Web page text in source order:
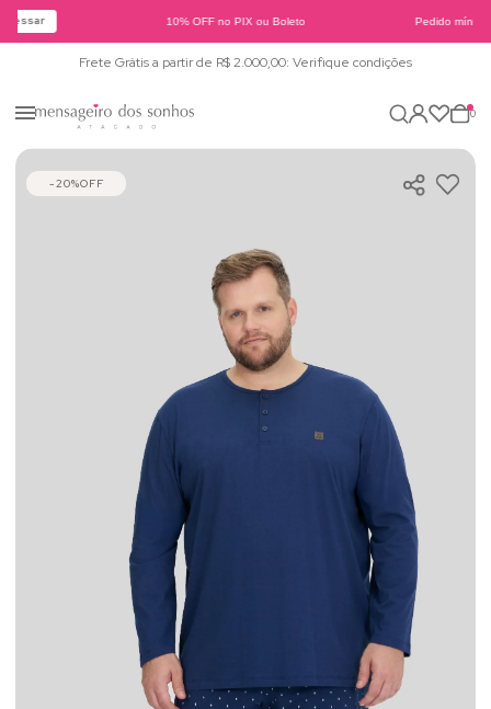
10% OFF no PIX ou Boleto Pedido mínimo
Frete Grátis a partir de R$ 2.000,00: Verifique condições
0
20%OFF